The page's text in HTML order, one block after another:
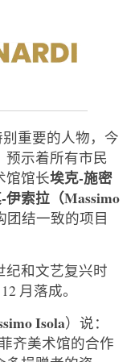
重要的人物，今
预示着所有市民
馆馆长埃克-施密
伊索拉（Massimo
团结一致的项目
纪和文艺复兴时
月落成。
Isola）说：
齐美术馆的合作